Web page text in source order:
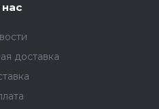
доставка